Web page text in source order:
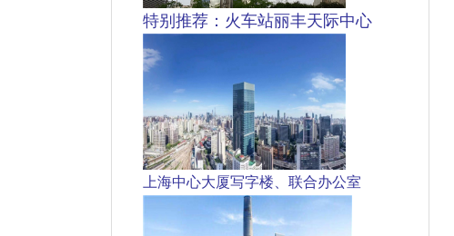
特别推荐：火车站丽丰天际中心
上海中心大厦写字楼、联合办公室